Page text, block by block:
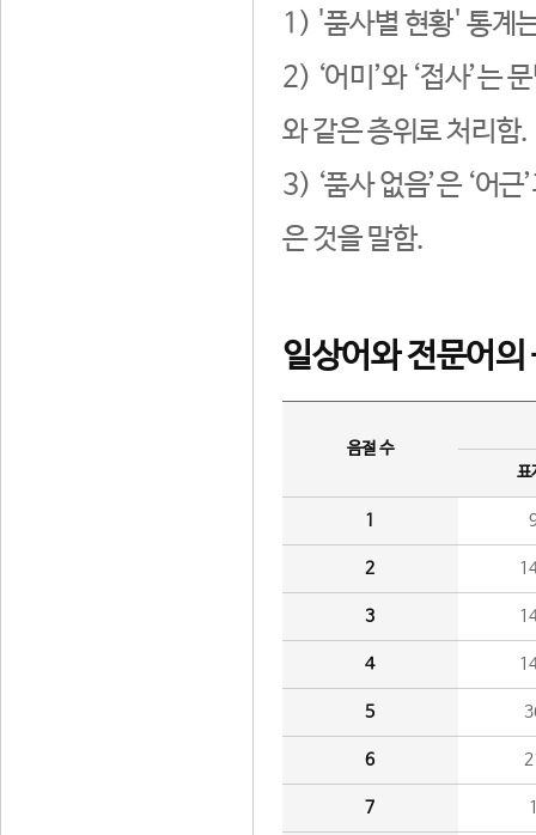
1) '품사별 현황' 통계
2) ‘어미’와 ‘접사’는
와 같은 층위로 처리함.
3) ‘품사 없음’은 ‘어
은 것을 말함.
일상어와 전문어의
음절 수
표
1
2
3
4
5
6
7